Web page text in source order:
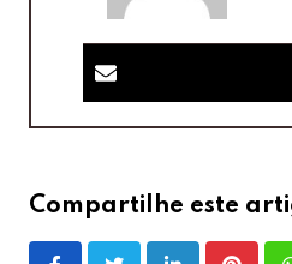
Compartilhe este